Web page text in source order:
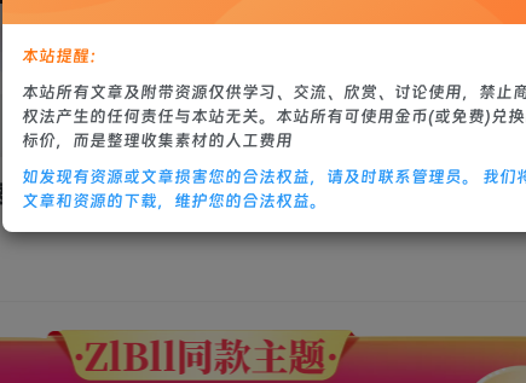
网站源码
复古服务端+魂骨+神力+血炼+双端+教程
本站提醒：
本站所有文章及附带资源仅供学习、交流、欣赏、讨论使用，禁止
权法产生的任何责任与本站无关。本站所有可使用金币(或免费)兑
标价，而是整理收集素材的人工费用
如发现有资源或文章损害您的合法权益，请及时联系管理员。 我们
文章和资源的下载，维护您的合法权益。